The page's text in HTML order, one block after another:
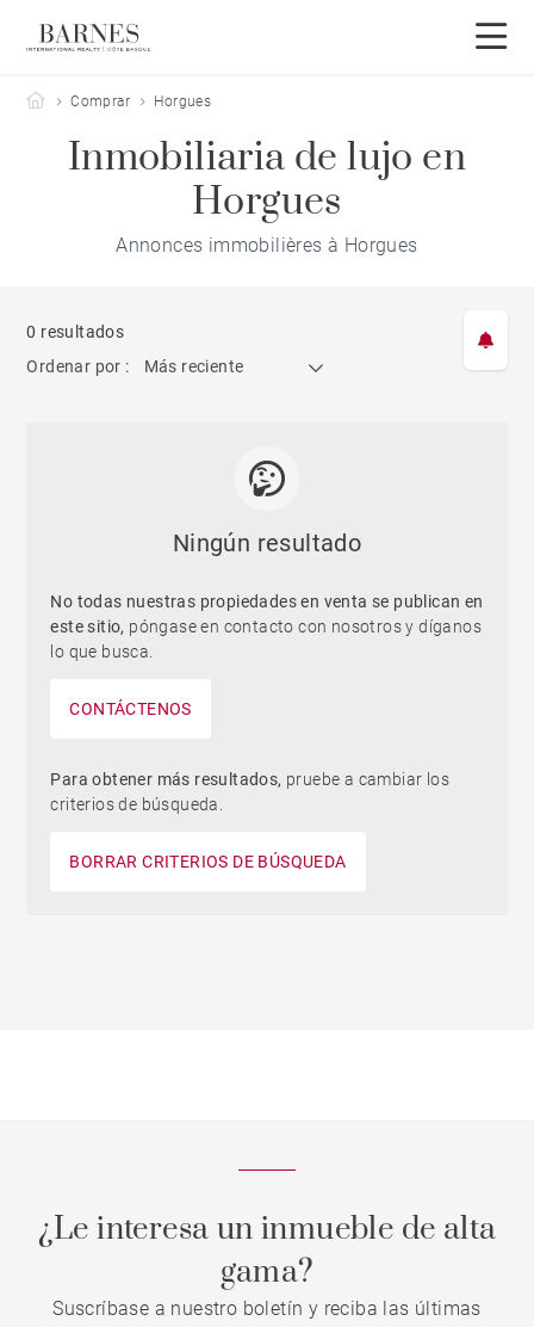
Barnes Côte Basque
Comprar Horgues
Inmobiliaria de lujo en
Horgues
Annonces immobilières à Horgues
0 resultados
Ordenar por :
Más reciente
Ningún resultado
No todas nuestras propiedades en venta se publican en
este sitio, póngase en contacto con nosotros y díganos
lo que busca.
CONTÁCTENOS
Para obtener más resultados, pruebe a cambiar los
criterios de búsqueda.
BORRAR CRITERIOS DE BÚSQUEDA
¿Le interesa un inmueble de alta
gama?
Suscríbase a nuestro boletín y reciba las últimas